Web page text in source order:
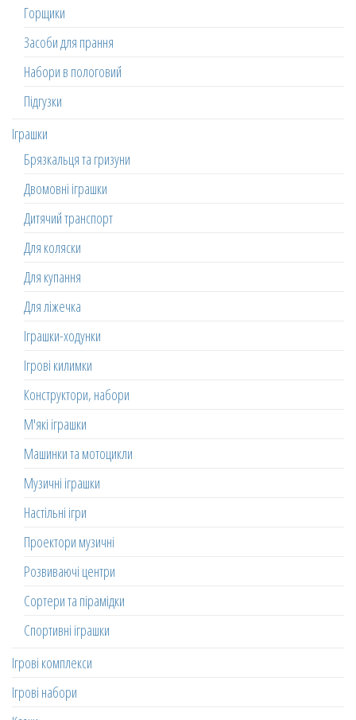
Горщики
Засоби для прання
Набори в пологовий
Підгузки
Іграшки
Брязкальця та гризуни
Двомовні іграшки
Дитячий транспорт
Для коляски
Для купання
Для ліжечка
Іграшки-ходунки
Ігрові килимки
Конструктори, набори
М'які іграшки
Машинки та мотоцикли
Музичні іграшки
Настільні ігри
Проектори музичні
Розвиваючі центри
Сортери та пірамідки
Спортивні іграшки
Ігрові комплекси
Ігрові набори